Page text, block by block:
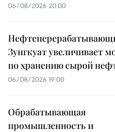
06/08/2026 20:00
Зунгкуат увеличивает
по хранению сырой
06/08/2026 19:00
Обрабатывающая
промышленность и